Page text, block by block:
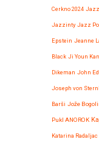
Cerkno 2024 Jazz
Jazzinty Jazz
Epstein Jeanne
Black Ji Youn
Dikeman John
Joseph von
Barši Jože
Pukl ANOROK
Katarina Radaljac